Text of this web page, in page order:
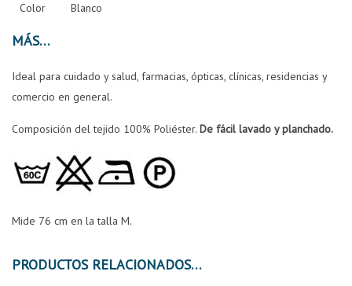
Color Blanco
MÁS
Ideal para cuidado y salud, farmacias, ópticas, clínicas, residencias y
comercio en general.
Composición del tejido 100% Poliéster. De fácil lavado y planchado.
Mide 76 cm en la talla M.
PRODUCTOS RELACIONADOS